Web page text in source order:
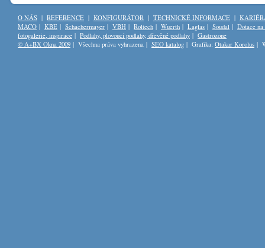
O NÁS | REFERENCE | KONFIGURÁTOR | TECHNICKÉ INFORMACE |
MACO | KBE | Schachermayer | VBH | Roltech | Wuerth | Laglas | Soudal | Dotace na
fotogalerie, inspirace | Podlahy, plovoucí podlahy, dřevěné podlahy | Gastrozone
© A+BX Okna 2009 | Všechna práva vyhrazena | SEO katalog | Grafika: Otakar Korolus |